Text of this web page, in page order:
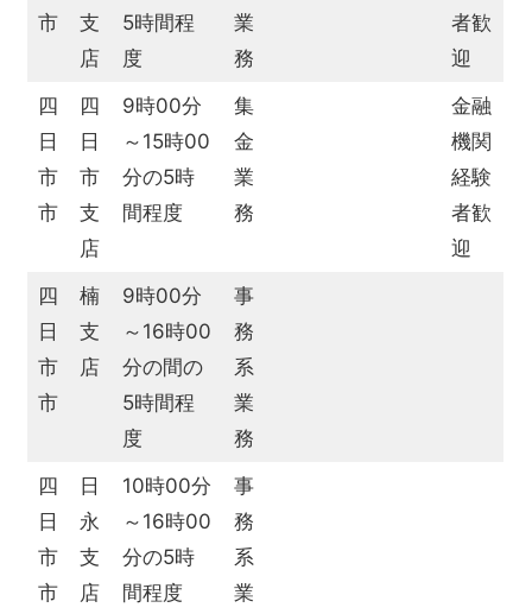
市
支
店
5時間程
度
業
務
者歓
迎
四
日
市
市
四
日
市
支
店
9時00分
～15時00
分の5時
間程度
集
金
業
務
金融
機関
経験
者歓
迎
四
日
市
市
楠
支
店
9時00分
～16時00
分の間の
5時間程
度
事
務
系
業
務
四
日
市
市
日
永
支
店
10時00分
～16時00
分の5時
間程度
事
務
系
業